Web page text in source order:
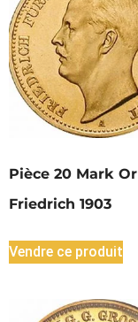
Pièce 20 Mark Or
Friedrich 1903
Vendre ce produit